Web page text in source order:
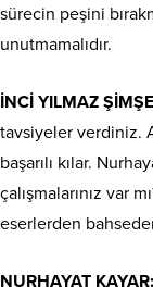
sürecin peşini
unutmamalıdır.
İNCİ YILMAZ
tavsiyeler verdiniz.
başarılı kılar.
çalışmalarınız var
eserlerden
NURHAYAT KAYAR: